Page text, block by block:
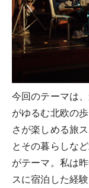
今回のテーマは
がゆるむ北欧の
さが楽しめる旅
とその暮らしな
がテーマ。私は
スに宿泊した経